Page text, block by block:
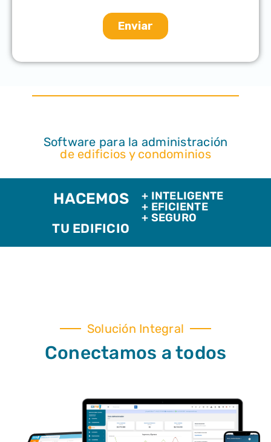
Software para la administración
de edificios y condominios
HACEMOS
TU EDIFICIO
+ INTELIGENTE
+ EFICIENTE
+ SEGURO
Solución Integral
Conectamos a todos